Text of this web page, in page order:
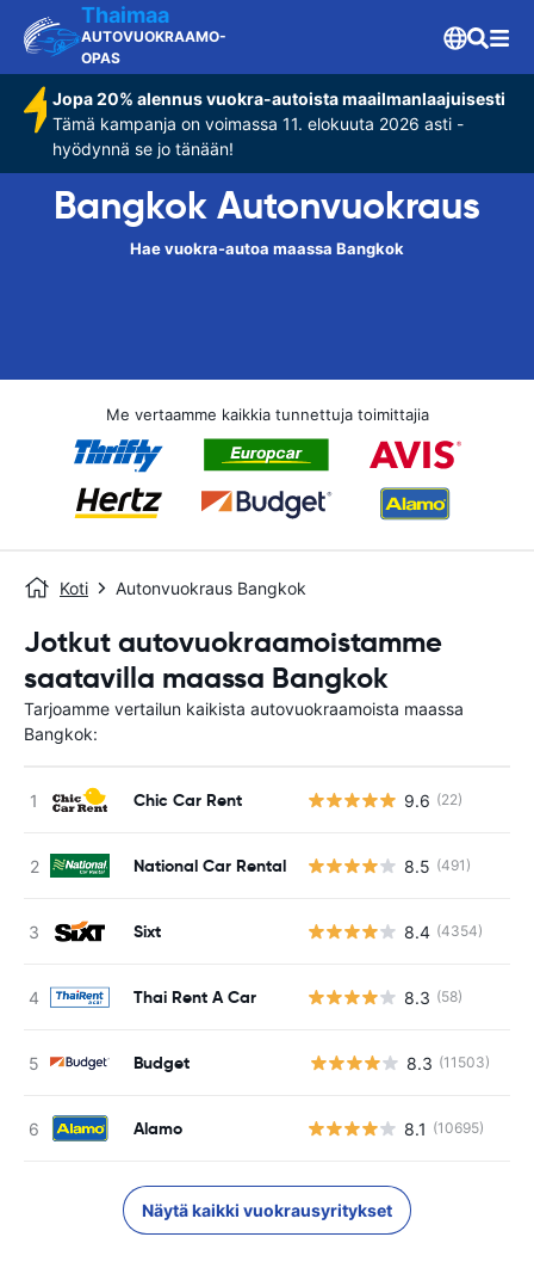
Thaimaa
AUTOVUOKRAAMO-
OPAS
Jopa 20% alennus vuokra-autoista maailmanlaajuisesti
Tämä kampanja on voimassa 11. elokuuta 2026 asti -
hyödynnä se jo tänään!
Bangkok Autonvuokraus
Hae vuokra-autoa maassa Bangkok
Me vertaamme kaikkia tunnettuja toimittajia
Koti Autonvuokraus Bangkok
Jotkut autovuokraamoistamme
saatavilla maassa Bangkok
Tarjoamme vertailun kaikista autovuokraamoista maassa
Bangkok:
Chic Car Rent 9.6 (22)
National Car Rental 8.5 (491)
Sixt 8.4 (4354)
Thai Rent A Car 8.3 (58)
Budget 8.3 (11503)
Alamo 8.1 (10695)
Näytä kaikki vuokrausyritykset